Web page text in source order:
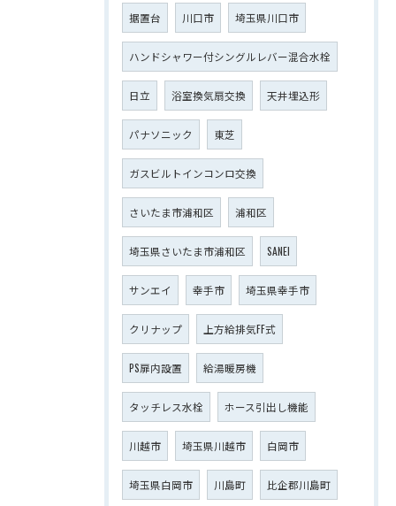
据置台 川口市 埼玉県川口市
ハンドシャワー付シングルレバー混合水栓
日立 浴室換気扇交換 天井埋込形
パナソニック 東芝
ガスビルトインコンロ交換
さいたま市浦和区 浦和区
埼玉県さいたま市浦和区 SANEI
サンエイ 幸手市 埼玉県幸手市
クリナップ 上方給排気FF式
PS扉内設置 給湯暖房機
タッチレス水栓 ホース引出し機能
川越市 埼玉県川越市 白岡市
埼玉県白岡市 川島町 比企郡川島町